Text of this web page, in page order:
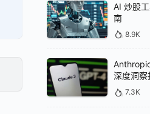
AI 炒股
南
8.9K
深度洞察
7.3K